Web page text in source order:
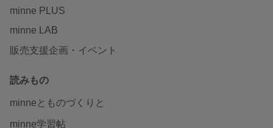
minne PLUS
minne LAB
販売支援企画・イベント
読みもの
minneとものづくりと
minne学習帖